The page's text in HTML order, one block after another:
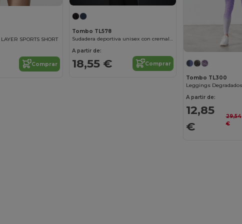
SPORTS SHORT
Comprar
Tombo TL578
Sudadera deportiva unisex con cremallera
A partir de:
18,55 € Comprar
Tombo TL300
A partir de:
12,85
€
29,54
€